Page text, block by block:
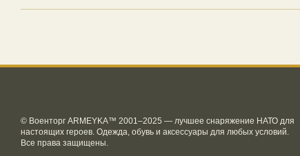
© Военторг ARMEYKA™ 2001–2025 — лучшее снаряжение НАТО для
настоящих героев. Одежда, обувь и аксессуары для любых условий.
Все права защищены.